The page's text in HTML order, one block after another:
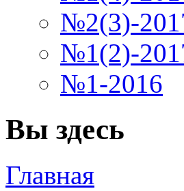
№2(3)-
№1(2)-
№1-2016
Вы здесь
Главная